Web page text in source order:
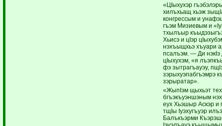
«ЦIыхухэр
хилъхьащ хьэж
конгрессым и
гъэм Мизиевым и
тхылъыр
Хьисэ и цIэр
нэхъыщхьэ хъуари
псалъэм. — Ди нэкIэ
цIыхухэм, «я
фэ зытрагъауэу,
зэрыхуэпабгъэмрэ
зэрыратар».
«ЖыпIэм щыхьэт
бгъэкъуэншэным
еух Хьэшыр Аскэр и
тщIы Iуэхугъуэр
Балъкъэрми